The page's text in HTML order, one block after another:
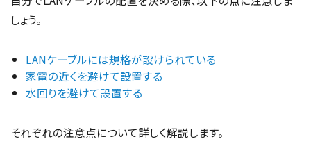
しょう。
LANケーブルには規格が設けられている
家電の近くを避けて設置する
水回りを避けて設置する
それぞれの注意点について詳しく解説します。